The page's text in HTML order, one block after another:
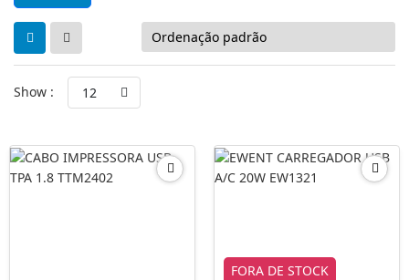
Show : 12
FORA DE STOCK